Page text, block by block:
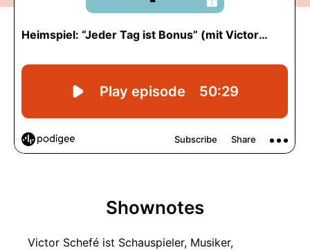
Shownotes
Victor Schefé ist Schauspieler, Musiker,